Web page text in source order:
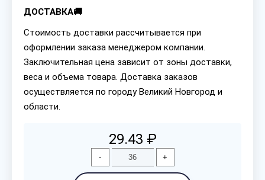
ДОСТАВКА🚚
Стоимость доставки рассчитывается при
оформлении заказа менеджером компании.
Заключительная цена зависит от зоны доставки,
веса и объема товара. Доставка заказов
осуществляется по городу Великий Новгород и
области.
29.43 ₽
- +